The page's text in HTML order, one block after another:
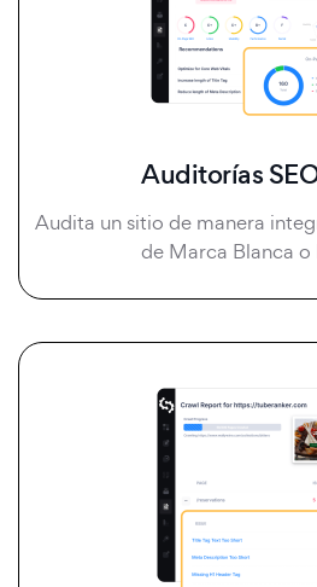
Auditorías
Audita un sitio de manera
de Marca Blanca o